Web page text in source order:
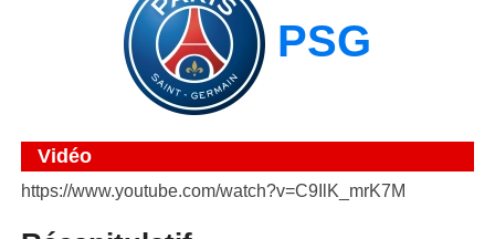
PSG
Vidéo
https://www.youtube.com/watch?v=C9IlK_mrK7M